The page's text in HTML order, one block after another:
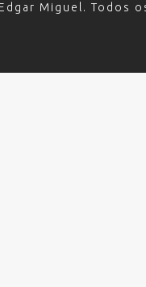
Miguel. Todos